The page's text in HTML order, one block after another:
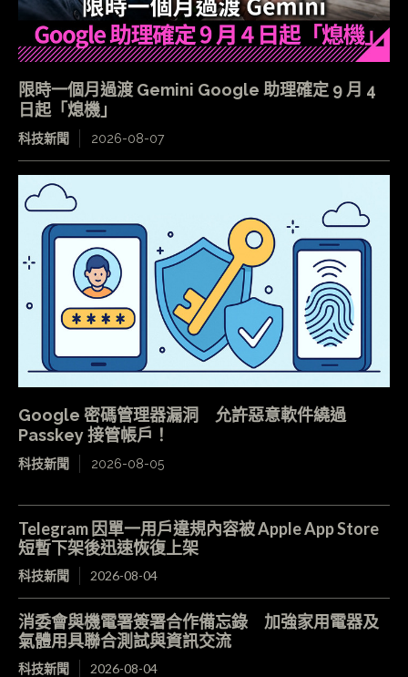
限時一個月過渡 Gemini Google 助理確定 9 月 4
日起「熄機」
科技新聞 2026-08-07
Google 密碼管理器漏洞 允許惡意軟件繞過
Passkey 接管帳戶！
科技新聞 2026-08-05
Telegram 因單一用戶違規內容被 Apple App Store
短暫下架後迅速恢復上架
科技新聞 2026-08-04
消委會與機電署簽署合作備忘錄 加強家用電器及
氣體用具聯合測試與資訊交流
科技新聞 2026-08-04